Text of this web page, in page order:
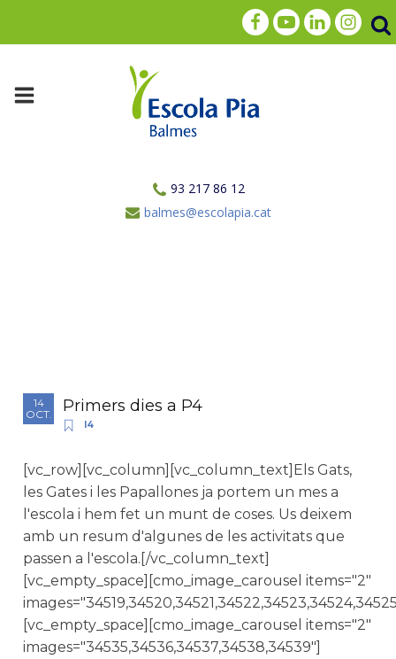
93 217 86 12
balmes@escolapia.cat
14
OCT.
Primers dies a P4
I4
[vc_row][vc_column][vc_column_text]Els Gats,
les Gates i les Papallones ja portem un mes a
l'escola i hem fet un munt de coses. Us deixem
amb un resum d'algunes de les activitats que
passen a l'escola.[/vc_column_text]
[vc_empty_space][cmo_image_carousel items="2"
[vc_empty_space][cmo_image_carousel items="2"
images="34535,34536,34537,34538,34539"]